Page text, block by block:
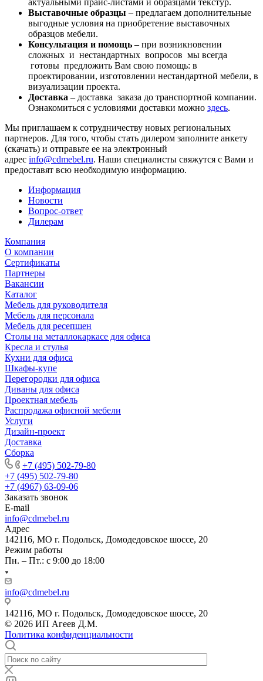
актуальными прайс-листами и образцами текстур.
Выставочные образцы – предлагаем дополнительные
выгодные условия на приобретение выставочных
образцов мебели.
Консультация и помощь – при возникновении
сложных и нестандартных вопросов мы всегда
готовы предложить Вам свою помощь: в
проектировании, изготовлении нестандартной мебели, в
визуализации проекта.
Доставка – доставка заказа до транспортной компании.
Ознакомиться с условиями доставки можно здесь.
Мы приглашаем к сотрудничеству новых региональных
партнеров. Для того, чтобы стать дилером заполните анкету
(скачать) и отправьте ее на электронный
адрес info@cdmebel.ru. Наши специалисты свяжутся с Вами и
предоставят всю необходимую информацию.
Информация
Новости
Вопрос-ответ
Дилерам
Компания
О компании
Сертификаты
Партнеры
Вакансии
Каталог
Мебель для руководителя
Мебель для персонала
Мебель для ресепшен
Столы на металлокаркасе для офиса
Кресла и стулья
Кухни для офиса
Шкафы-купе
Перегородки для офиса
Диваны для офиса
Проектная мебель
Распродажа офисной мебели
Услуги
Дизайн-проект
Доставка
Сборка
+7 (495) 502-79-80
+7 (495) 502-79-80
+7 (4967) 63-09-06
Заказать звонок
E-mail
info@cdmebel.ru
Адрес
142116, МО г. Подольск, Домодедовское шоссе, 20
Режим работы
Пн. – Пт.: с 9:00 до 18:00
info@cdmebel.ru
142116, МО г. Подольск, Домодедовское шоссе, 20
© 2026 ИП Агеев Д.М.
Политика конфиденциальности